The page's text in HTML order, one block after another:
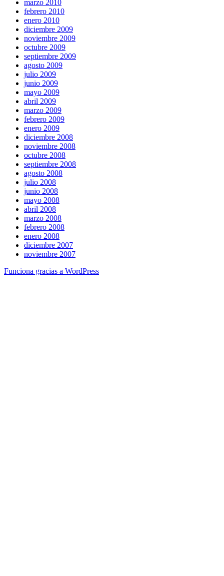
marzo 2010
febrero 2010
enero 2010
diciembre 2009
noviembre 2009
octubre 2009
septiembre 2009
agosto 2009
julio 2009
junio 2009
mayo 2009
abril 2009
marzo 2009
febrero 2009
enero 2009
diciembre 2008
noviembre 2008
octubre 2008
septiembre 2008
agosto 2008
julio 2008
junio 2008
mayo 2008
abril 2008
marzo 2008
febrero 2008
enero 2008
diciembre 2007
noviembre 2007
Funciona gracias a WordPress